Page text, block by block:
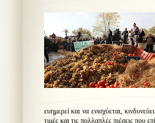
ευημερεί και να ενισχύεται,
τιμές και τις πολλαπλές πιέσεις που